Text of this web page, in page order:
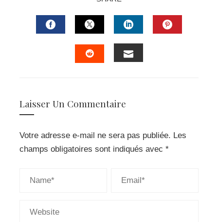
FACEBOOKTWITTERLINKEDIN
Laisser Un Commentaire
Votre adresse e-mail ne sera pas publiée. Les
champs obligatoires sont indiqués avec *